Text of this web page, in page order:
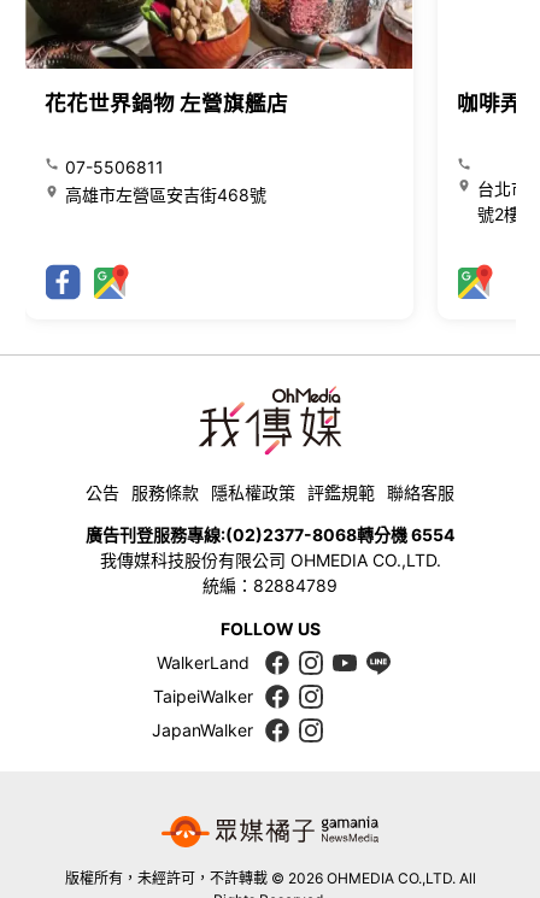
花花世界鍋物 左營旗艦店
07-5506811
高雄市左營區安吉街468號
咖啡弄
台北市
號2樓
公告 服務條款 隱私權政策 評鑑規範 聯絡客服
廣告刊登服務專線:(02)2377-8068轉分機 6554
我傳媒科技股份有限公司 OHMEDIA CO.,LTD.
統編：82884789
FOLLOW US
WalkerLand
TaipeiWalker
JapanWalker
版權所有，未經許可，不許轉載 © 2026 OHMEDIA CO.,LTD. All